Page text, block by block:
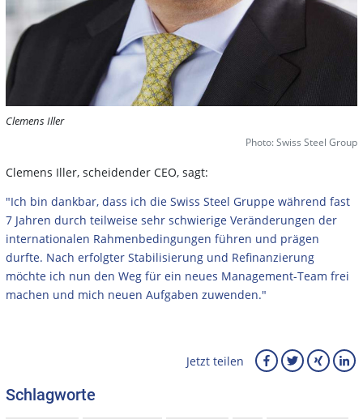
Clemens Iller, scheidender CEO, sagt:
"Ich bin dankbar, dass ich die Swiss Steel Gruppe während fast
7 Jahren durch teilweise sehr schwierige Veränderungen der
internationalen Rahmenbedingungen führen und prägen
durfte. Nach erfolgter Stabilisierung und Refinanzierung
möchte ich nun den Weg für ein neues Management-Team frei
machen und mich neuen Aufgaben zuwenden."
Clemens Iller
Photo: Swiss Steel Group
Jetzt teilen
Schlagworte